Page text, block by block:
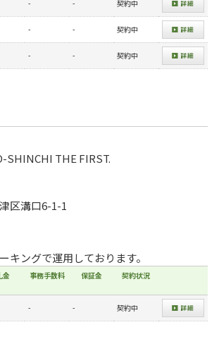
- - 契約中
- - 契約中
- - 契約中
SHINCHI THE FIRST.
区溝口6-1-1
キングで運用しております。
金 事務手数料 保証金 契約状況
- - 契約中